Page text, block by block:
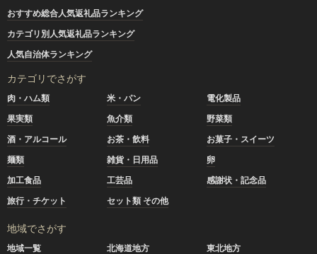
おすすめ総合人気返礼品ランキング
カテゴリ別人気返礼品ランキング
人気自治体ランキング
カテゴリでさがす
肉・ハム類 米・パン
電化製品
果実類
魚介類
野菜類
酒・アルコール
お茶・飲料
お菓子・スイーツ
麺類
雑貨・日用品
卵
加工食品
工芸品
感謝状・記念品
旅行・チケット
セット類 その他
地域でさがす
地域一覧 北海道地方
東北地方